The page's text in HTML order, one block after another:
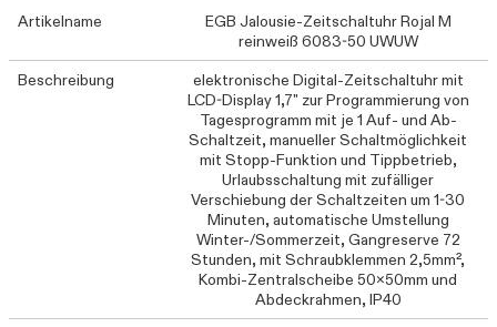
Artikelname
EGB Jalousie-Zeitschaltuhr Rojal M
reinweiß 6083-50 UWUW
Beschreibung
elektronische Digital-Zeitschaltuhr mit
LCD-Display 1,7" zur Programmierung von
Tagesprogramm mit je 1 Auf- und Ab-
Schaltzeit, manueller Schaltmöglichkeit
mit Stopp-Funktion und Tippbetrieb,
Urlaubsschaltung mit zufälliger
Verschiebung der Schaltzeiten um 1-30
Minuten, automatische Umstellung
Winter-/Sommerzeit, Gangreserve 72
Stunden, mit Schraubklemmen 2,5mm²,
Kombi-Zentralscheibe 50x50mm und
Abdeckrahmen, IP40